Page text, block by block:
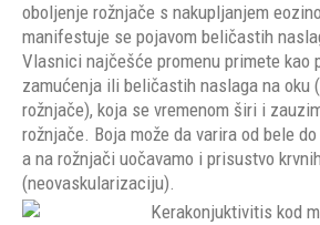
oboljenje rožnjače s nakupljanjem
manifestuje se pojavom beličastih
Vlasnici najčešće promenu primete kao
zamućenja ili beličastih naslaga na oku
rožnjače), koja se vremenom širi i
rožnjače. Boja može da varira od bele
a na rožnjači uočavamo i prisustvo
(neovaskularizaciju).